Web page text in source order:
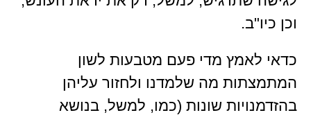
וכן כיו"ב.
כדאי לאמץ מדי פעם מטבעות לשון
המתמצתות מה שלמדנו ולחזור עליהן
בהזדמנויות שונות (כמו, למשל, בנושא